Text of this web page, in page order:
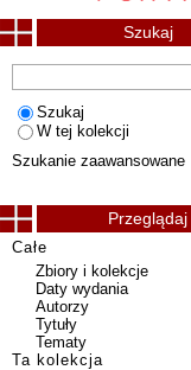
Szukaj
Szukaj
W tej kolekcji
Szukanie zaawansowane
Przeglądaj
Całe
Zbiory i kolekcje
Daty wydania
Autorzy
Tytuły
Tematy
Ta kolekcja